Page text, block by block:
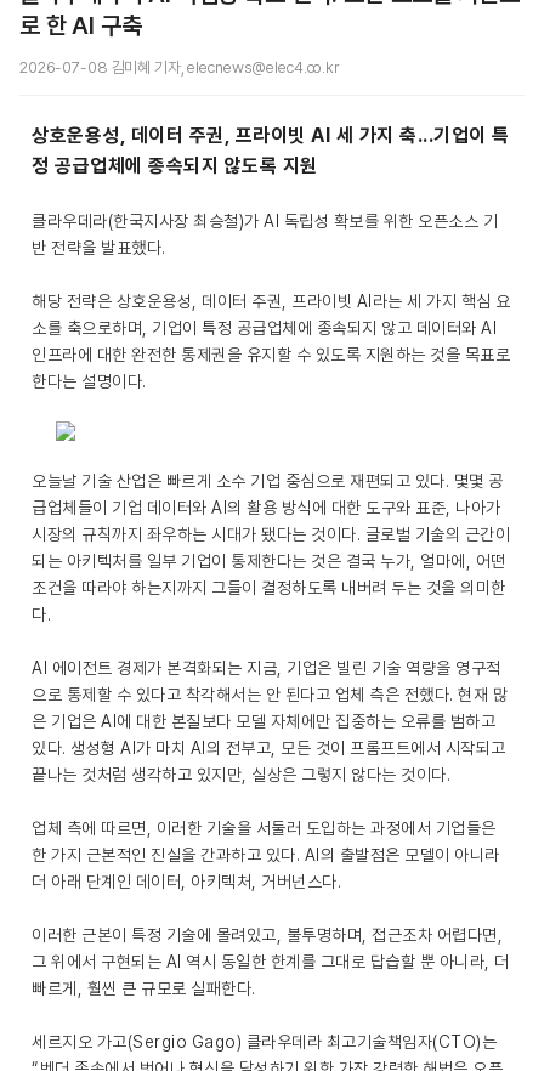
로 한 AI 구축
2026-07-08 김미혜 기자, elecnews@elec4.co.kr
상호운용성, 데이터 주권, 프라이빗 AI 세 가지 축...기업이 특
정 공급업체에 종속되지 않도록 지원
클라우데라(한국지사장 최승철)가 AI 독립성 확보를 위한 오픈소스 기
반 전략을 발표했다.
해당 전략은 상호운용성, 데이터 주권, 프라이빗 AI라는 세 가지 핵심 요
소를 축으로하며, 기업이 특정 공급업체에 종속되지 않고 데이터와 AI
인프라에 대한 완전한 통제권을 유지할 수 있도록 지원하는 것을 목표로
한다는 설명이다.
오늘날 기술 산업은 빠르게 소수 기업 중심으로 재편되고 있다. 몇몇 공
급업체들이 기업 데이터와 AI의 활용 방식에 대한 도구와 표준, 나아가
시장의 규칙까지 좌우하는 시대가 됐다는 것이다. 글로벌 기술의 근간이
되는 아키텍처를 일부 기업이 통제한다는 것은 결국 누가, 얼마에, 어떤
조건을 따라야 하는지까지 그들이 결정하도록 내버려 두는 것을 의미한
다.
AI 에이전트 경제가 본격화되는 지금, 기업은 빌린 기술 역량을 영구적
으로 통제할 수 있다고 착각해서는 안 된다고 업체 측은 전했다. 현재 많
은 기업은 AI에 대한 본질보다 모델 자체에만 집중하는 오류를 범하고
있다. 생성형 AI가 마치 AI의 전부고, 모든 것이 프롬프트에서 시작되고
끝나는 것처럼 생각하고 있지만, 실상은 그렇지 않다는 것이다.
업체 측에 따르면, 이러한 기술을 서둘러 도입하는 과정에서 기업들은
한 가지 근본적인 진실을 간과하고 있다. AI의 출발점은 모델이 아니라
더 아래 단계인 데이터, 아키텍처, 거버넌스다.
이러한 근본이 특정 기술에 몰려있고, 불투명하며, 접근조차 어렵다면,
그 위에서 구현되는 AI 역시 동일한 한계를 그대로 답습할 뿐 아니라, 더
빠르게, 훨씬 큰 규모로 실패한다.
세르지오 가고(Sergio Gago) 클라우데라 최고기술책임자(CTO)는